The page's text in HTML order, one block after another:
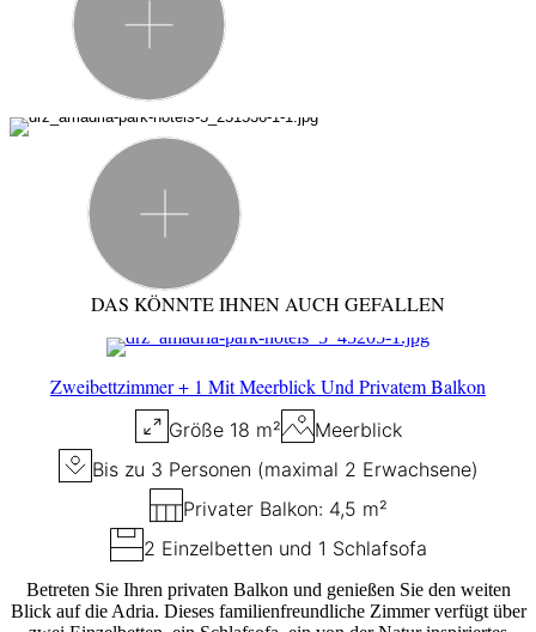
DAS KÖNNTE IHNEN AUCH GEFALLEN
Zweibettzimmer + 1 Mit Meerblick Und Privatem Balkon
Größe 18 m²
Meerblick
Bis zu 3 Personen (maximal 2 Erwachsene)
Privater Balkon: 4,5 m²
2 Einzelbetten und 1 Schlafsofa
Betreten Sie Ihren privaten Balkon und genießen Sie den weiten
Blick auf die Adria. Dieses familienfreundliche Zimmer verfügt über